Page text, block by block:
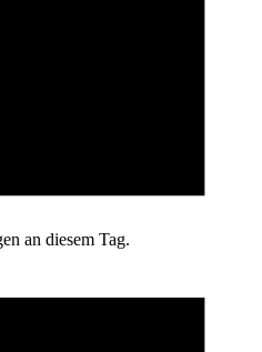
an diesem Tag.